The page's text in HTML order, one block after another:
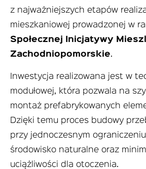
z najważniejszych etapów
mieszkaniowej prowadzonej w
Społecznej Inicjatywy
Zachodniopomorskie.
Inwestycja realizowana jest w
modułowej, która pozwala na
montaż prefabrykowanych
Dzięki temu proces budowy
przy jednoczesnym ograniczeniu
środowisko naturalne oraz
uciążliwości dla otoczenia.